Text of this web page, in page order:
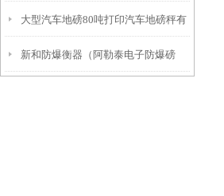
点
大型汽车地磅80吨打印汽车地磅秤有
几种结构
新和防爆衡器（阿勒泰电子防爆磅